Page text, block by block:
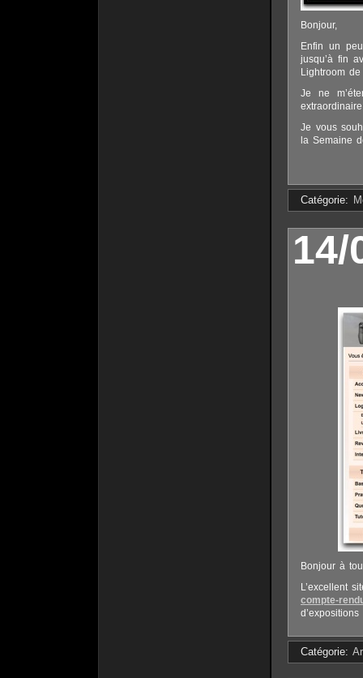
Bonjour,
Enfin un
jusqu’à fin
Lightroom
Je ne
Je vous
la Semaine
Catégorie:
14/
Bonjour à
L’excellent
compte-
Catégorie: